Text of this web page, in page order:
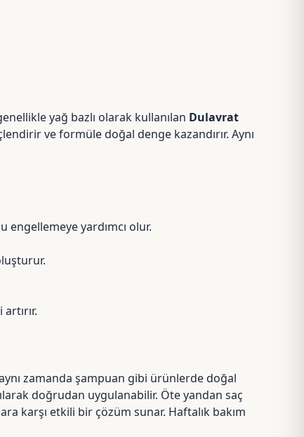
yağ bazlı olarak kullanılan Dulavrat
ve formüle doğal denge kazandırır. Aynı
yardımcı olur.
zamanda şampuan gibi ürünlerde doğal
doğrudan uygulanabilir. Öte yandan saç
karşı etkili bir çözüm sunar. Haftalık bakım